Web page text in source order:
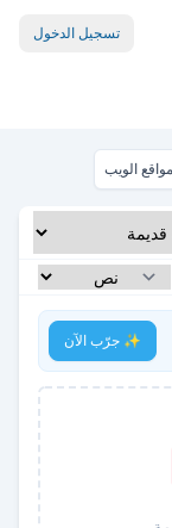
تسجيل الدخول
مواقع الويب
✨ جرّب الآن